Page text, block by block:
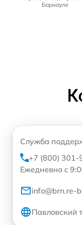
Барнауле
Служба
+7 (800) 301-
Ежедневно с
info@brn.re-
Павловский